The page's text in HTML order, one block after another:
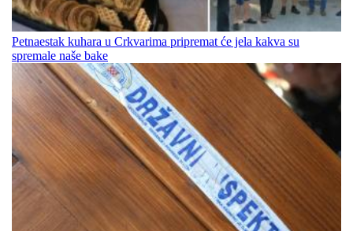
Petnaestak kuhara u Crkvarima pripremat će jela kakva su
spremale naše bake